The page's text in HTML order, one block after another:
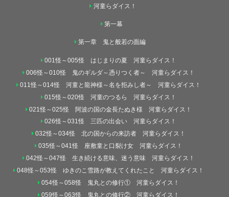
河童らダイス！
第一幕
第一章 鬼と般若の面編
001怪～005怪 はじまりの夏 河童らダイス！
006怪～010怪 鬼のギルダ～憑りつく者～ 河童らダイス！
011怪～014怪 河童と龍神様～名を拒みし者～ 河童らダイス！
015怪～020怪 河童のつるら 河童らダイス！
021怪～025怪 阿波の国の金長たぬき様 河童らダイス！
026怪～031怪 三匹の出会い 河童らダイス！
032怪～034怪 北の国からの来訪者 河童らダイス！
035怪～041怪 座敷童と口裂け女 河童らダイス！
042怪～047怪 生き続ける意味、迷う意味 河童らダイス！
048怪～053怪 ゆきのこ雪路が教えてくれたこと 河童らダイス！
054怪～058怪 鬼丸との修行① 河童らダイス！
059怪～063怪 鬼丸との修行② 河童らダイス！